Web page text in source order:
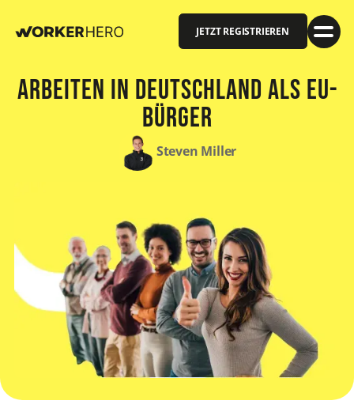
JETZT REGISTRIEREN
Arbeiten in Deutschland als EU-
Bürger
Steven Miller